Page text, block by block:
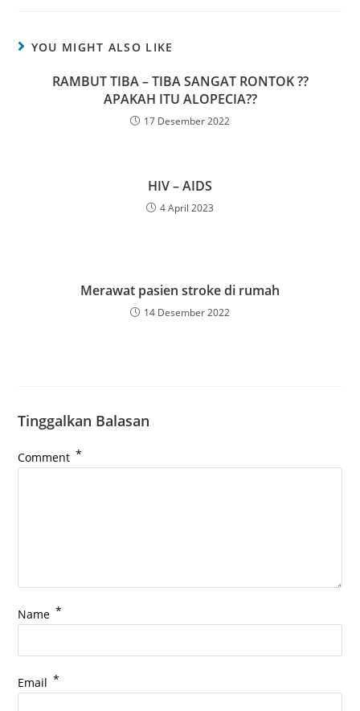
YOU MIGHT ALSO LIKE
RAMBUT TIBA – TIBA SANGAT RONTOK ??
APAKAH ITU ALOPECIA??
17 Desember 2022
HIV – AIDS
4 April 2023
Merawat pasien stroke di rumah
14 Desember 2022
Tinggalkan Balasan
Comment *
Name *
Email *